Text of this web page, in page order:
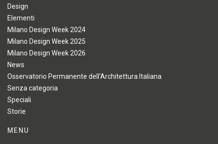
Design
Elementi
Milano Design Week 2024
Milano Design Week 2025
Milano Design Week 2026
News
Osservatorio Permanente dell'Architettura Italiana
Senza categoria
Speciali
Storie
MENU